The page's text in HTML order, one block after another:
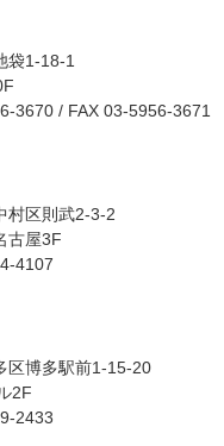
袋1-18-1
3670/ FAX 03-5956-3671
村区則武2-3-2
古屋3F
4107
区博多駅前1-15-20
2F
2433